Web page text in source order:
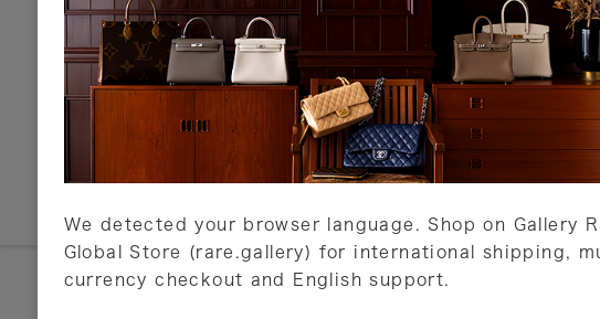
We detected your browser language. Shop on Gallery
Global Store (rare.gallery) for international shipping,
currency checkout and English support.
以下のお支払方法が利用可能です。
クレジットカード
ショッピングローン
銀行振込・郵便振替
代金引換
Amazon Pay
PayPay
店頭支払い
詳しくはこちら
配送業
ご注文
営業日
が一出
詳しく